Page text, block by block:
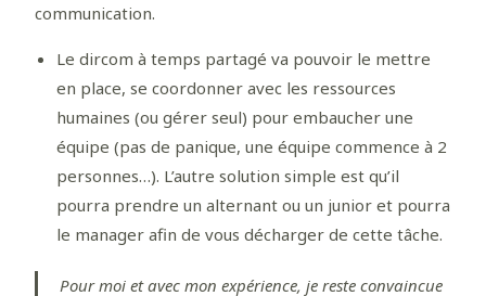
communication.
Le dircom à temps partagé va pouvoir le mettre
en place, se coordonner avec les ressources
humaines (ou gérer seul) pour embaucher une
équipe (pas de panique, une équipe commence à 2
personnes…). L’autre solution simple est qu’il
pourra prendre un alternant ou un junior et pourra
le manager afin de vous décharger de cette tâche.
Pour moi et avec mon expérience, je reste convaincue